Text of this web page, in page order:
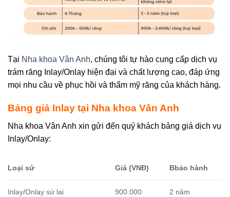
Tại Nha khoa Vân Anh, chúng tôi tự hào cung cấp dịch vụ
trám răng Inlay/Onlay hiện đại và chất lượng cao, đáp ứng
mọi nhu cầu về phục hồi và thẩm mỹ răng của khách hàng.
Bảng giá Inlay tại Nha khoa Vân Anh
Nha khoa Vân Anh xin gửi đến quý khách bảng giá dịch vụ
Inlay/Onlay:
Loại sứ Giá (VNĐ) Bbảo hành
Inlay/Onlay sứ lai 900.000 2 năm